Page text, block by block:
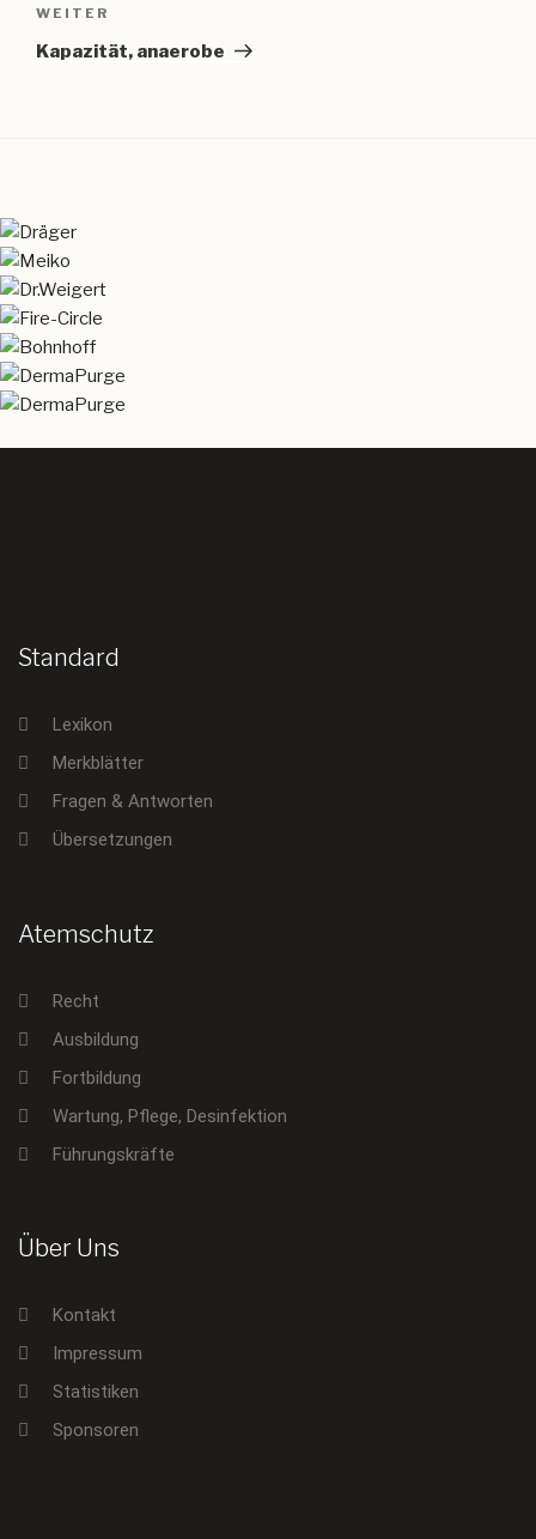
Nächster
Beitrag
WEITER
Kapazität, anaerobe
Standard
Lexikon
Merkblätter
Fragen & Antworten
Übersetzungen
Atemschutz
Recht
Ausbildung
Fortbildung
Wartung, Pflege, Desinfektion
Führungskräfte
Über Uns
Kontakt
Impressum
Statistiken
Sponsoren